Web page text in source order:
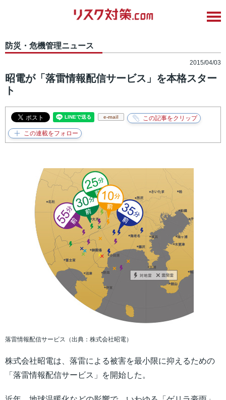
防災・危機管理ニュース
2015/04/03
昭電が「落雷情報配信サービス」を本格スター
ト
e-mail
落雷情報配信サービス（出典：株式会社昭電）
株式会社昭電は、落雷による被害を最小限に抑えるための
「落雷情報配信サービス」を開始した。